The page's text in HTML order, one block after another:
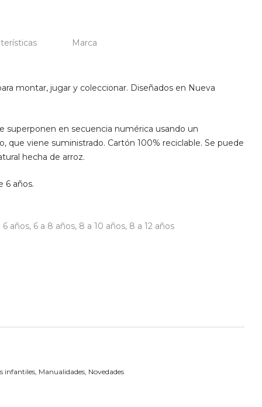
Marca
montar, jugar y coleccionar. Diseñados en Nueva
superponen en secuencia numérica usando un
que viene suministrado. Cartón 100% reciclable. Se puede
hecha de arroz.
6 años.
6 años, 6 a 8 años, 8 a 10 años, 8 a 12 años
infantiles Manualidades Novedades